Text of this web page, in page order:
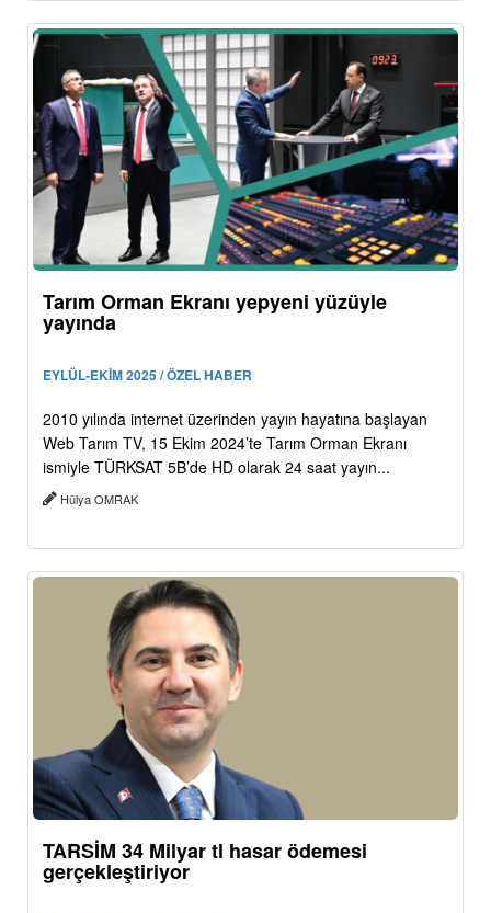
Tarım Orman Ekranı yepyeni yüzüyle
yayında
EYLÜL-EKİM 2025 / ÖZEL HABER
2010 yılında internet üzerinden yayın hayatına başlayan
Web Tarım TV, 15 Ekim 2024’te Tarım Orman Ekranı
ismiyle TÜRKSAT 5B’de HD olarak 24 saat yayın...
Hülya OMRAK
TARSİM 34 Milyar tl hasar ödemesi
gerçekleştiriyor